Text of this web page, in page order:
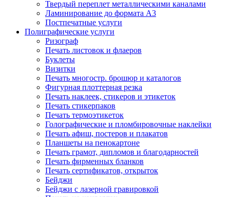
Твердый переплет металлическими каналами
Ламинирование до формата А3
Постпечатные услуги
Полиграфические услуги
Ризограф
Печать листовок и флаеров
Буклеты
Визитки
Печать многостр. брошюр и каталогов
Фигурная плоттерная резка
Печать наклеек, стикеров и этикеток
Печать стикерпаков
Печать термоэтикеток
Голографические и пломбировочные наклейки
Печать афиш, постеров и плакатов
Планшеты на пенокартоне
Печать грамот, дипломов и благодарностей
Печать фирменных бланков
Печать сертификатов, открыток
Бейджи
Бейджи с лазерной гравировкой